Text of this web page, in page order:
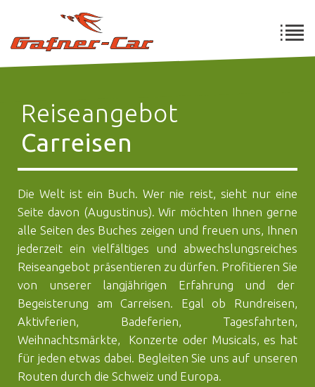
Reiseangebot
Carreisen
Die Welt ist ein Buch. Wer nie reist, sieht nur eine
Seite davon (Augustinus). Wir möchten Ihnen gerne
alle Seiten des Buches zeigen und freuen uns, Ihnen
jederzeit ein vielfältiges und abwechslungsreiches
Reiseangebot präsentieren zu dürfen. Profitieren Sie
von unserer langjährigen Erfahrung und der
Begeisterung am Carreisen. Egal ob Rundreisen,
Aktivferien, Badeferien, Tagesfahrten,
Weihnachtsmärkte, Konzerte oder Musicals, es hat
für jeden etwas dabei. Begleiten Sie uns auf unseren
Routen durch die Schweiz und Europa.